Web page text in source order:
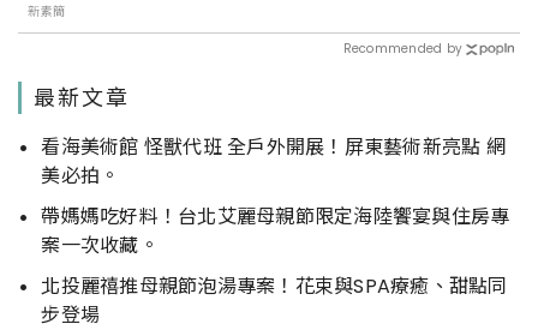
新素簡
Recommended by
最新文章
看海美術館 怪獸代班 全戶外開展！屏東藝術新亮點 網
美必拍。
帶媽媽吃好料！台北艾麗母親節限定海陸饗宴與住房專
案一次收藏。
北投麗禧推母親節泡湯專案！花束與SPA療癒、甜點同
步登場